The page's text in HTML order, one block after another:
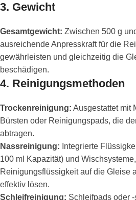
3. Gewicht
Gesamtgewicht: Zwischen 500 g
ausreichende Anpresskraft für die
gewährleisten und gleichzeitig die
beschädigen.
4. Reinigungsmethoden
Trockenreinigung: Ausgestattet mit
Bürsten oder Reinigungspads, die
abtragen.
Nassreinigung: Integrierte
100 ml Kapazität) und
Reinigungsflüssigkeit auf die Gleise
effektiv lösen.
Schleifreinigung: Schleifpads oder